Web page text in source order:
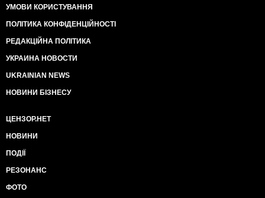
УМОВИ КОРИСТУВАННЯ
ПОЛІТИКА КОНФІДЕНЦІЙНОСТІ
РЕДАКЦІЙНА ПОЛІТИКА
УКРАИНА НОВОСТИ
UKRAINIAN NEWS
НОВИНИ БІЗНЕСУ
ЦЕНЗОР.НЕТ
НОВИНИ
ПОДІЇ
РЕЗОНАНС
ФОТО